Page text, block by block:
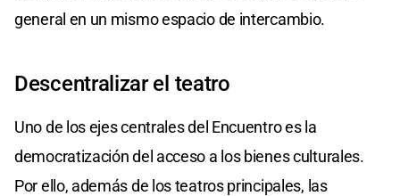
general en un mismo espacio de intercambio.
Descentralizar el teatro
Uno de los ejes centrales del Encuentro es la
democratización del acceso a los bienes culturales.
Por ello, además de los teatros principales, las